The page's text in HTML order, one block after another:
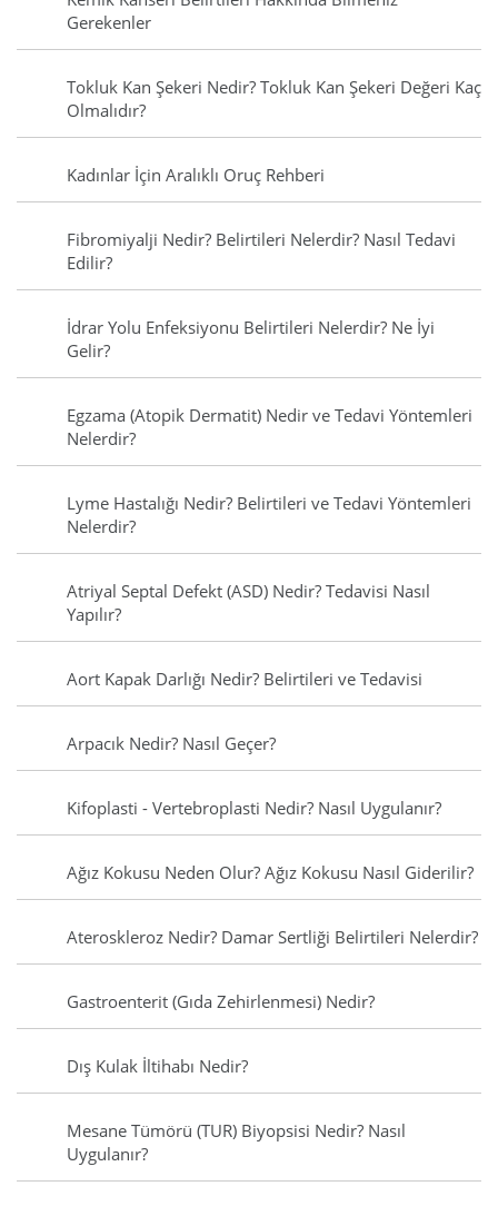
Gerekenler
Tokluk Kan Şekeri Nedir? Tokluk Kan Şekeri Değeri Kaç
Olmalıdır?
Kadınlar İçin Aralıklı Oruç Rehberi
Fibromiyalji Nedir? Belirtileri Nelerdir? Nasıl Tedavi
Edilir?
İdrar Yolu Enfeksiyonu Belirtileri Nelerdir? Ne İyi
Gelir?
Egzama (Atopik Dermatit) Nedir ve Tedavi Yöntemleri
Nelerdir?
Lyme Hastalığı Nedir? Belirtileri ve Tedavi Yöntemleri
Nelerdir?
Atriyal Septal Defekt (ASD) Nedir? Tedavisi Nasıl
Yapılır?
Aort Kapak Darlığı Nedir? Belirtileri ve Tedavisi
Arpacık Nedir? Nasıl Geçer?
Kifoplasti - Vertebroplasti Nedir? Nasıl Uygulanır?
Ağız Kokusu Neden Olur? Ağız Kokusu Nasıl Giderilir?
Ateroskleroz Nedir? Damar Sertliği Belirtileri Nelerdir?
Gastroenterit (Gıda Zehirlenmesi) Nedir?
Dış Kulak İltihabı Nedir?
Mesane Tümörü (TUR) Biyopsisi Nedir? Nasıl
Uygulanır?